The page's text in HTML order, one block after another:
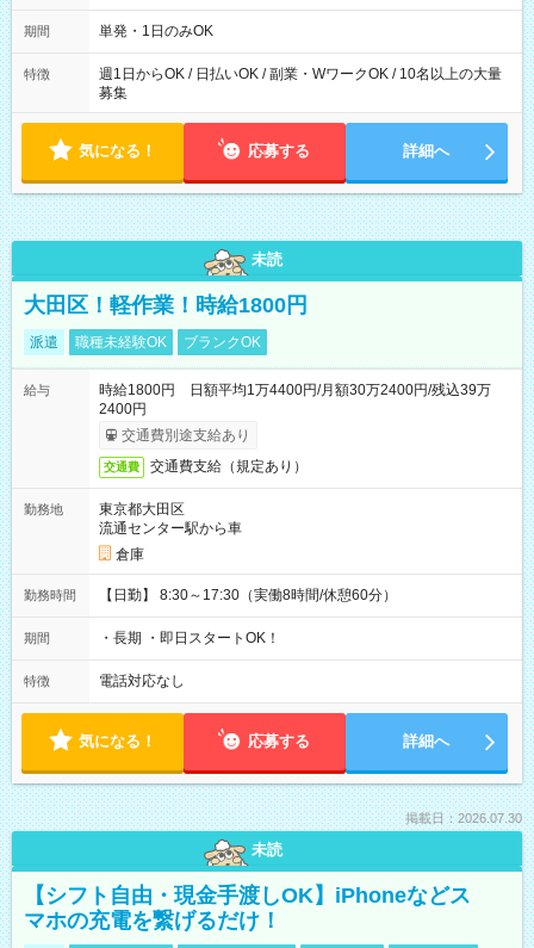
～21：00
期間 単発・1日のみOK
特徴
週1日からOK / 日払いOK / 副業・WワークOK / 10名以上の大量
募集
気になる！ 応募する 詳細へ
未読
大田区！軽作業！時給1800円
派遣 職種未経験OK ブランクOK
給与
時給1800円 日額平均1万4400円/月額30万2400円/残込39万
2400円
交通費別途支給あり
交通費 交通費支給（規定あり）
勤務地
東京都大田区
流通センター駅から車
倉庫
勤務時間 【日勤】 8:30～17:30（実働8時間/休憩60分）
期間 ・長期 ・即日スタートOK！
特徴 電話対応なし
気になる！ 応募する 詳細へ
掲載日：2026.07.30
未読
【シフト自由・現金手渡しOK】iPhoneなどス
マホの充電を繋げるだけ！